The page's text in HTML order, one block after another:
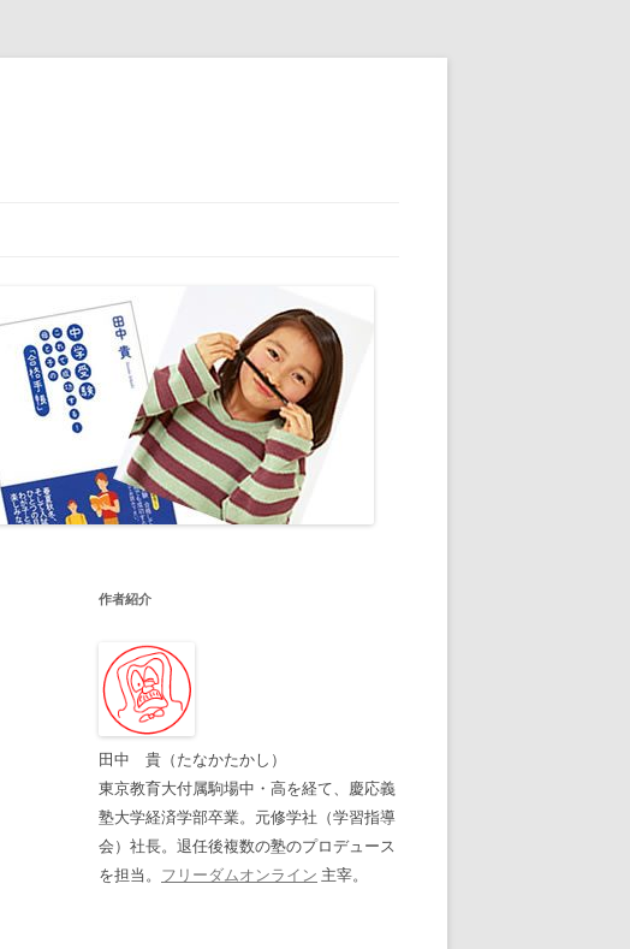
作者紹介
田中 貴（たなかたかし）
東京教育大付属駒場中・高を経て、慶応義
塾大学経済学部卒業。元修学社（学習指導
会）社長。退任後複数の塾のプロデュース
を担当。 フリーダムオンライン 主宰。